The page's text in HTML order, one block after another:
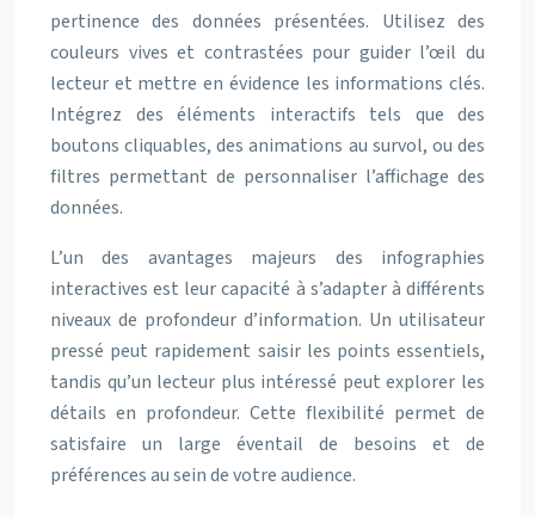
pertinence des données présentées. Utilisez des
couleurs vives et contrastées pour guider l’œil du
lecteur et mettre en évidence les informations clés.
Intégrez des éléments interactifs tels que des
boutons cliquables, des animations au survol, ou des
filtres permettant de personnaliser l’affichage des
données.
L’un des avantages majeurs des infographies
interactives est leur capacité à s’adapter à différents
niveaux de profondeur d’information. Un utilisateur
pressé peut rapidement saisir les points essentiels,
tandis qu’un lecteur plus intéressé peut explorer les
détails en profondeur. Cette flexibilité permet de
satisfaire un large éventail de besoins et de
préférences au sein de votre audience.